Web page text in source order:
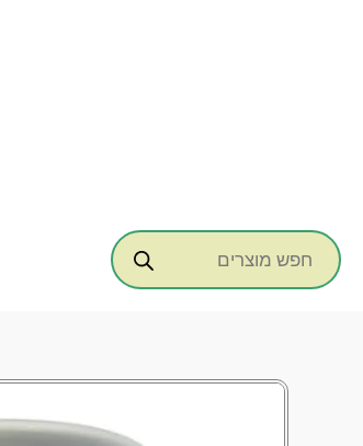
Products
search